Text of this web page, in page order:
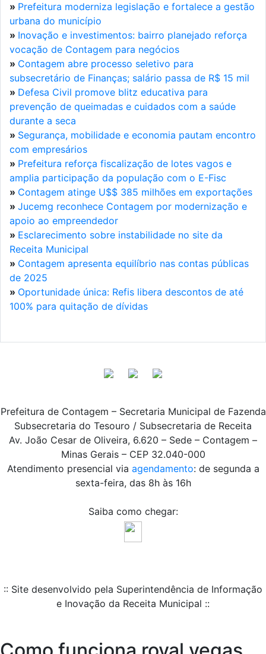
» Prefeitura moderniza legislação e fortalece a gestão
urbana do município
» Inovação e investimentos: bairro planejado reforça
vocação de Contagem para negócios
» Contagem abre processo seletivo para
subsecretário de Finanças; salário passa de R$ 15 mil
» Defesa Civil promove blitz educativa para
prevenção de queimadas e cuidados com a saúde
durante a seca
» Segurança, mobilidade e economia pautam encontro
com empresários
» Prefeitura reforça fiscalização de lotes vagos e
amplia participação da população com o E-Fisc
» Contagem atinge U$$ 385 milhões em exportações
» Jucemg reconhece Contagem por modernização e
apoio ao empreendedor
» Esclarecimento sobre instabilidade no site da
Receita Municipal
» Contagem apresenta equilíbrio nas contas públicas
de 2025
» Oportunidade única: Refis libera descontos de até
100% para quitação de dívidas
Prefeitura de Contagem – Secretaria Municipal de Fazenda
Subsecretaria do Tesouro / Subsecretaria de Receita
Av. João Cesar de Oliveira, 6.620 – Sede – Contagem –
Minas Gerais – CEP 32.040-000
Atendimento presencial via agendamento: de segunda a
sexta-feira, das 8h às 16h
Saiba como chegar:
:: Site desenvolvido pela Superintendência de Informação
e Inovação da Receita Municipal ::